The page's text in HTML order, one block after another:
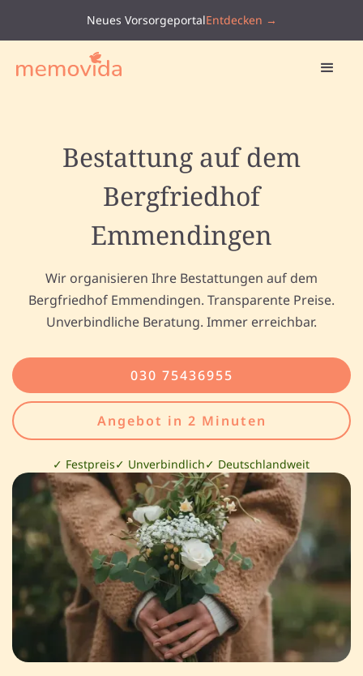
Neues VorsorgeportalEntdecken →
Bestattung auf dem
Bergfriedhof
Emmendingen
Wir organisieren Ihre Bestattungen auf dem
Bergfriedhof Emmendingen. Transparente Preise.
Unverbindliche Beratung. Immer erreichbar.
030 75436955
Angebot in 2 Minuten
✓ Festpreis✓ Unverbindlich✓ Deutschlandweit